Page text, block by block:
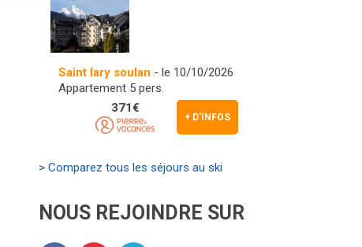
Saint lary soulan - le 10/10/2026
Appartement 5 pers.
+ D'INFOS
371€
> Comparez tous les séjours au ski
NOUS REJOINDRE SUR